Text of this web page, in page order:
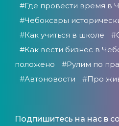
#Где провести время в
#Чебоксары
#Как учиться в школе
#Как вести бизнес в
положено
#Рулим по
#Автоновости
#Про
Подпишитесь на нас в